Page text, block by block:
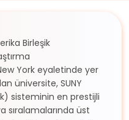
Birleşik
York eyaletinde yer
üniversite, SUNY
sisteminin en prestijli
sıralamalarında üst